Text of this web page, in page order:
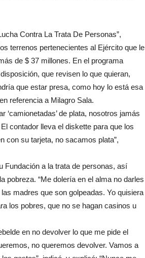
Contra La Trata De Personas”,
terrenos pertenecientes al Ejército que le
de $ 37 millones. En el programa
que revisen lo que quieran,
que estar presa, como hoy lo está esa
referencia a Milagro Sala.
‘camionetadas’ de plata, nosotros jamás
contador lleva el diskette para que los
con su tarjeta, no sacamos plata”,
Fundación a la trata de personas, así
pobreza. “Me dolería en el alma no darles
madres que son golpeadas. Yo quisiera
los pobres, que no se hagan casinos u
en no devolver lo que me pide el
no queremos devolver. Vamos a